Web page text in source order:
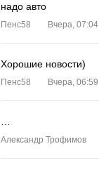
надо авто
Пенс58 Вчера, 07:04
Хорошие новости)
Пенс58 Вчера, 06:59
Александр Трофимов